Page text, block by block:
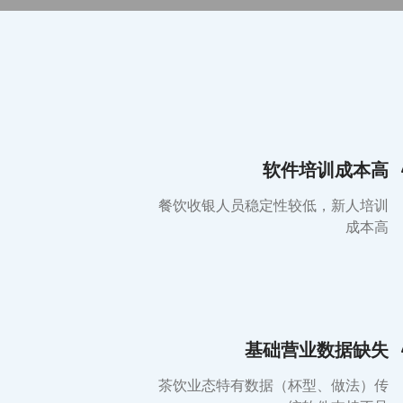
软件培训成本高
餐饮收银人员稳定性较低，新人培训
成本高
基础营业数据缺失
茶饮业态特有数据（杯型、做法）传